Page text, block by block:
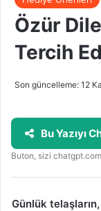
Özür
Tercih
Son güncelleme: 12
Bu Yazıyı
Buton, sizi
Günlük